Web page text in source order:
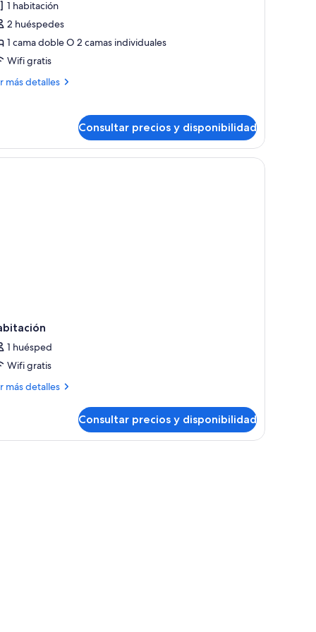
1 habitación
2 huéspedes
1 cama doble O 2 camas individuales
Wifi gratis
más detalles
Consultar precios y disponibilidad
cama grande, un sofá y un armario empotrado.
1 huésped
Wifi gratis
más detalles
Consultar precios y disponibilidad